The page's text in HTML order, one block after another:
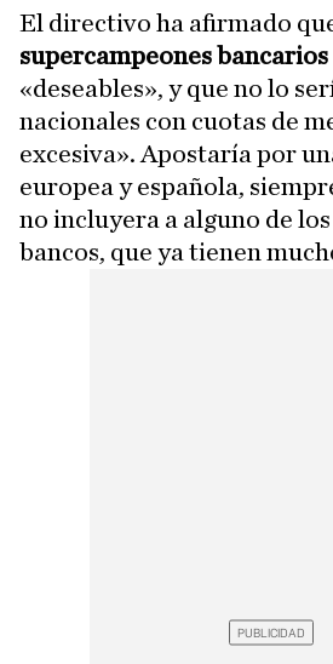
El directivo ha afirmado
supercampeones bancarios
«deseables», y que no lo
nacionales con cuotas de
excesiva». Apostaría por
europea y española,
no incluyera a alguno de
bancos, que ya tienen